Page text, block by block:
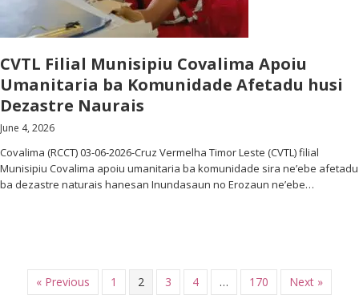
CVTL Filial Munisipiu Covalima Apoiu
Umanitaria ba Komunidade Afetadu husi
Dezastre Naurais
June 4, 2026
Covalima (RCCT) 03-06-2026-Cruz Vermelha Timor Leste (CVTL) filial
Munisipiu Covalima apoiu umanitaria ba komunidade sira ne’ebe afetadu
ba dezastre naturais hanesan Inundasaun no Erozaun ne’ebe…
« Previous 1 2 3 4 … 170 Next »